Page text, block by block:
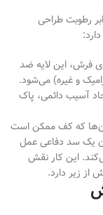
رطوبت طراحی
فرش، این لایه ضد
و غیره) می‌شود.
آسیب دائمی، پاک
که کف ممکن است
یک سد دفاعی عمل
این کار نقش
زیر دارد.